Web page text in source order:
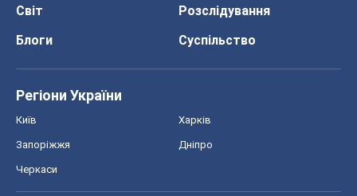
Світ
Розслідування
Блоги
Суспільство
Регіони України
Київ Харків
Запоріжжя Дніпро
Черкаси